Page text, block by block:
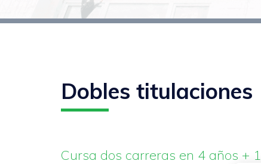
Dobles titulaciones
Cursa dos carreras en 4 años + 1